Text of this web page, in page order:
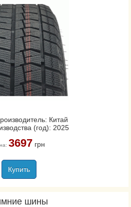
Китай
(год): 2025
3697грн
Купить
шины